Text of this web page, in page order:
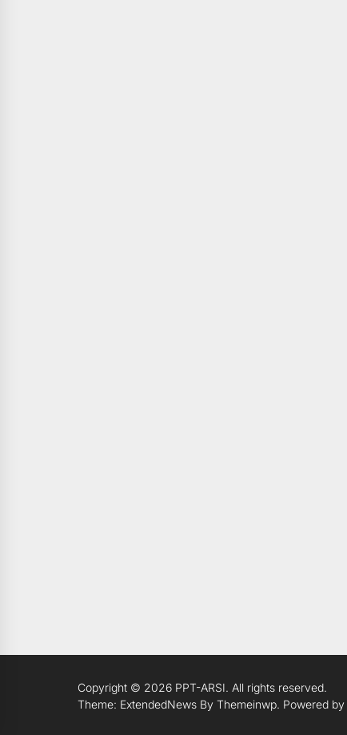
Copyright © 2026 PPT-ARSI. All rights reserved.
Theme: ExtendedNews By Themeinwp. Powered by